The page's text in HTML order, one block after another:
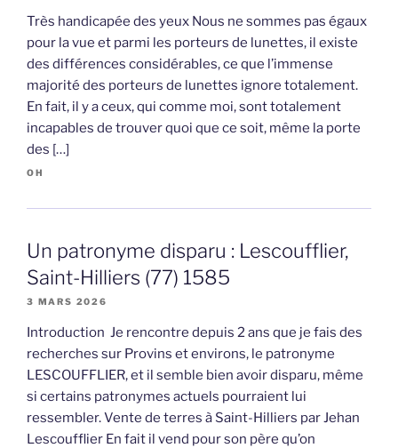
Très handicapée des yeux Nous ne sommes pas égaux
pour la vue et parmi les porteurs de lunettes, il existe
des différences considérables, ce que l’immense
majorité des porteurs de lunettes ignore totalement.
En fait, il y a ceux, qui comme moi, sont totalement
incapables de trouver quoi que ce soit, même la porte
des […]
OH
Un patronyme disparu : Lescoufflier,
Saint-Hilliers (77) 1585
3 MARS 2026
Introduction Je rencontre depuis 2 ans que je fais des
recherches sur Provins et environs, le patronyme
LESCOUFFLIER, et il semble bien avoir disparu, même
si certains patronymes actuels pourraient lui
ressembler. Vente de terres à Saint-Hilliers par Jehan
Lescoufflier En fait il vend pour son père qu’on